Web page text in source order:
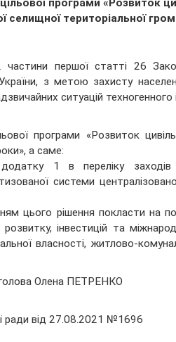
програми «Розвиток
селищної територіальної
першої статті 26
з метою захисту
ситуацій
програми «Розвиток
а саме:
1 в переліку заходів
системи
цього рішення покласти на
розвитку, інвестицій та
власності, житлово-
Олена ПЕТРЕНКО
ради від 27.08.2021 №1696